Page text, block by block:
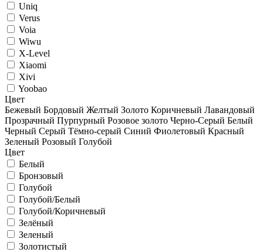
Uniq
Verus
Voia
Wiwu
X-Level
Xiaomi
Xivi
Yoobao
Цвет
Бежевый Бордовый Желтый Золото Коричневый Лавандовый
Прозрачный Пурпурный Розовое золото Черно-Серый Белый
Черный Серый Тёмно-серый Синий Фиолетовый Красный
Зеленый Розовый Голубой
Цвет
Белый
Бронзовый
Голубой
Голубой/Белый
Голубой/Коричневый
Зелёный
Зеленый
Золотистый